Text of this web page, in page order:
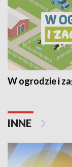
W ogrodzie i
INNE